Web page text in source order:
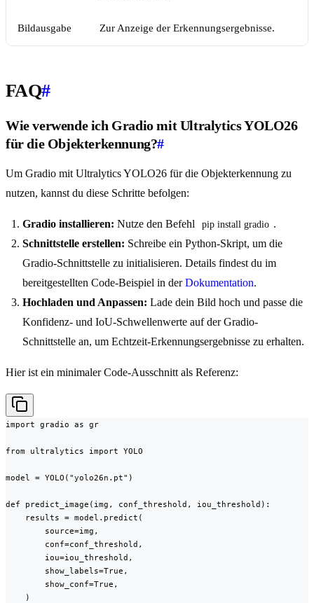
Bildausgabe Zur Anzeige der Erkennungsergebnisse.
FAQ#
Wie verwende ich Gradio mit Ultralytics YOLO26
für die Objekterkennung?#
Um Gradio mit Ultralytics YOLO26 für die Objekterkennung zu
nutzen, kannst du diese Schritte befolgen:
Gradio installieren: Nutze den Befehl pip install gradio .
Schnittstelle erstellen: Schreibe ein Python-Skript, um die
Gradio-Schnittstelle zu initialisieren. Details findest du im
bereitgestellten Code-Beispiel in derDokumentation.
Hochladen und Anpassen: Lade dein Bild hoch und passe die
Konfidenz- und IoU-Schwellenwerte auf der Gradio-
Schnittstelle an, um Echtzeit-Erkennungsergebnisse zu erhalten.
Hier ist ein minimaler Code-Ausschnitt als Referenz:
import gradio as gr
from ultralytics import YOLO
model = YOLO("yolo26n.pt")
def predict_image(img, conf_threshold, iou_threshold):
    results = model.predict(
        source=img,
        conf=conf_threshold,
        iou=iou_threshold,
        show_labels=True,
        show_conf=True,
    )